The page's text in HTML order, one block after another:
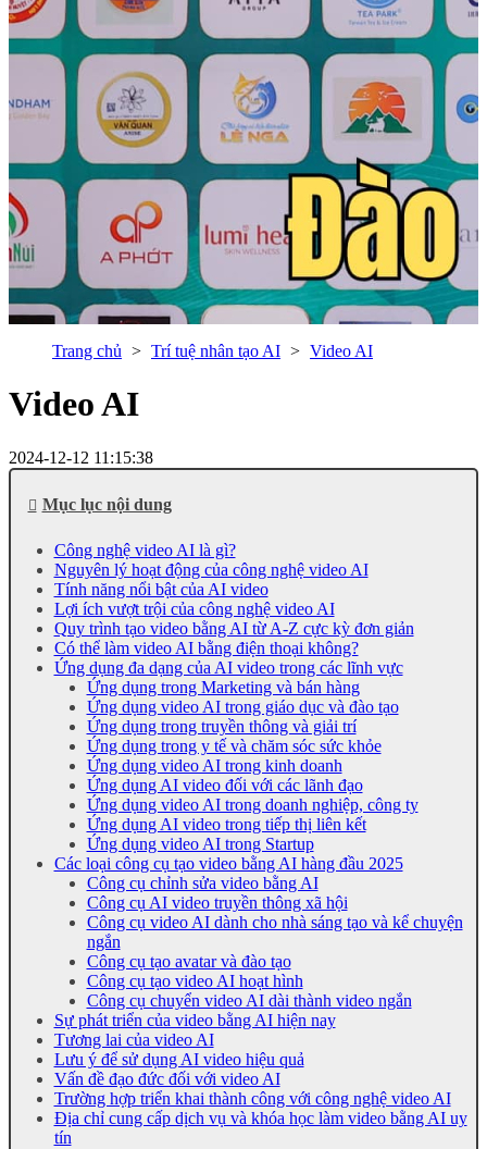
Trang chủ Trí tuệ nhân tạo AI Video AI
Video AI
2024-12-12 11:15:38
Mục lục nội dung
Công nghệ video AI là gì?
Nguyên lý hoạt động của công nghệ video AI
Tính năng nổi bật của AI video
Lợi ích vượt trội của công nghệ video AI
Quy trình tạo video bằng AI từ A-Z cực kỳ đơn giản
Có thể làm video AI bằng điện thoại không?
Ứng dụng đa dạng của AI video trong các lĩnh vực
Ứng dụng trong Marketing và bán hàng
Ứng dụng video AI trong giáo dục và đào tạo
Ứng dụng trong truyền thông và giải trí
Ứng dụng trong y tế và chăm sóc sức khỏe
Ứng dụng video AI trong kinh doanh
Ứng dụng AI video đối với các lãnh đạo
Ứng dụng video AI trong doanh nghiệp, công ty
Ứng dụng AI video trong tiếp thị liên kết
Ứng dụng video AI trong Startup
Các loại công cụ tạo video bằng AI hàng đầu 2025
Công cụ chỉnh sửa video bằng AI
Công cụ AI video truyền thông xã hội
Công cụ video AI dành cho nhà sáng tạo và kể chuyện
ngắn
Công cụ tạo avatar và đào tạo
Công cụ tạo video AI hoạt hình
Công cụ chuyển video AI dài thành video ngắn
Sự phát triển của video bằng AI hiện nay
Tương lai của video AI
Lưu ý để sử dụng AI video hiệu quả
Vấn đề đạo đức đối với video AI
Trường hợp triển khai thành công với công nghệ video AI
Địa chỉ cung cấp dịch vụ và khóa học làm video bằng AI uy
tín